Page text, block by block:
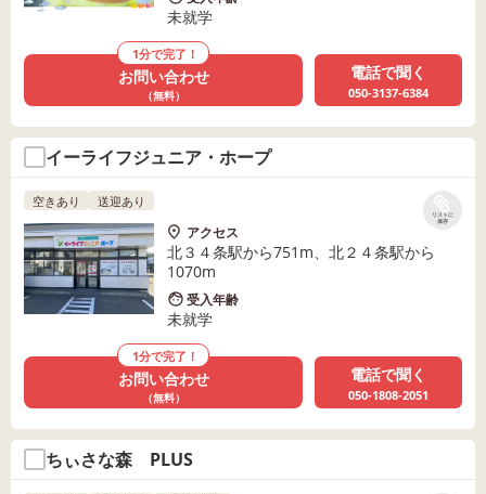
未就学
1分で完了！
お問い合わせ
（無料）
電話で聞く
050-3137-6384
イーライフジュニア・ホープ
リストに
保存
空きあり 送迎あり
アクセス
北３４条駅から751m、北２４条駅から
1070m
受入年齢
未就学
1分で完了！
お問い合わせ
（無料）
電話で聞く
050-1808-2051
ちぃさな森 PLUS